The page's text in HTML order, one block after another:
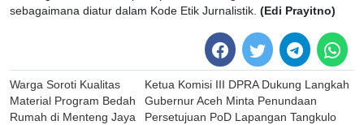
sebagaimana diatur dalam Kode Etik Jurnalistik. (Edi Prayitno)
Post
navigation
Warga Soroti Kualitas
Material Program Bedah
Rumah di Menteng Jaya
Ketua Komisi III DPRA Dukung Langkah
Gubernur Aceh Minta Penundaan
Persetujuan PoD Lapangan Tangkulo